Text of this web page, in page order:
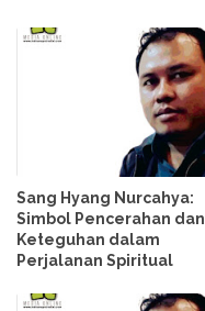
Sang Hyang Nurcahya:
Simbol Pencerahan dan
Keteguhan dalam
Perjalanan Spiritual